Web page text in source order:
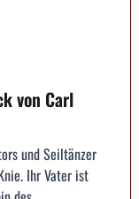
von Carl
und Seiltänzer
Ihr Vater ist